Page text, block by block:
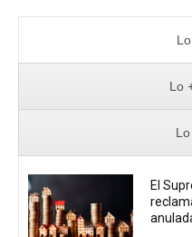
Lo
El